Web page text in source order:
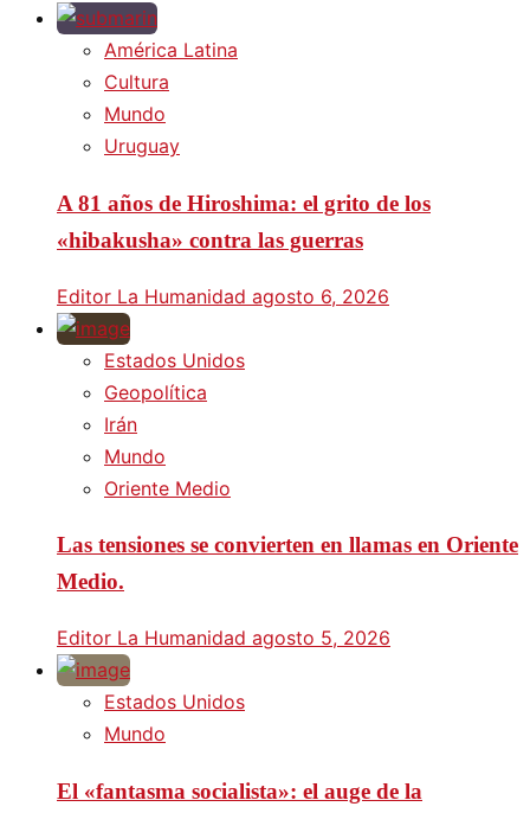
América Latina
Cultura
Mundo
Uruguay
A 81 años de Hiroshima: el grito de los
«hibakusha» contra las guerras
Editor La Humanidad agosto 6, 2026
Estados Unidos
Geopolítica
Irán
Mundo
Oriente Medio
Las tensiones se convierten en llamas en Oriente
Medio.
Editor La Humanidad agosto 5, 2026
Estados Unidos
Mundo
El «fantasma socialista»: el auge de la